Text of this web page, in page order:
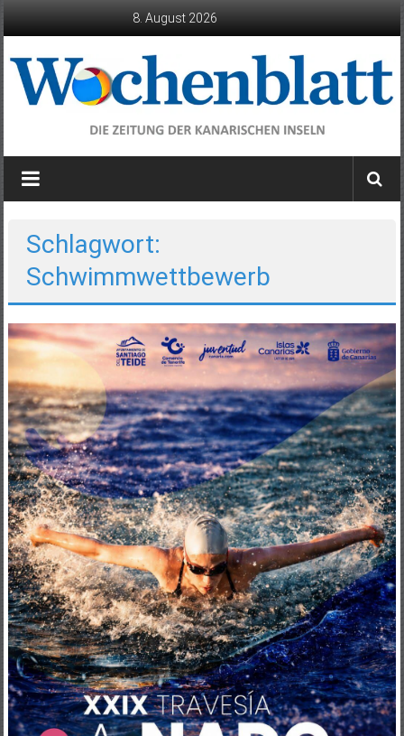
8. August 2026
Wochenblatt
die
Kanarischen
Inseln
Schlagwort:
Schwimmwettbewerb